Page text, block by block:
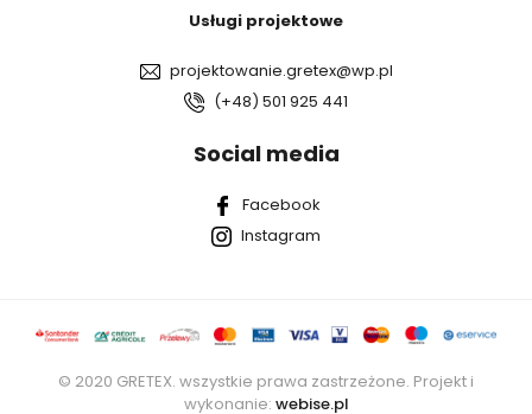
Usługi projektowe
projektowanie.gretex@wp.pl
(+48) 501 925 441
Social media
Facebook
Instagram
© 2020 GRETEX. wszystkie prawa zastrzeżone. Projekt i
wykonanie: webise.pl